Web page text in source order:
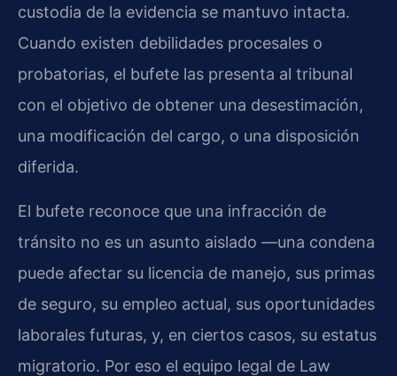
custodia de la evidencia se mantuvo intacta.
Cuando existen debilidades procesales o
probatorias, el bufete las presenta al tribunal
con el objetivo de obtener una desestimación,
una modificación del cargo, o una disposición
diferida.
El bufete reconoce que una infracción de
tránsito no es un asunto aislado —una condena
puede afectar su licencia de manejo, sus primas
de seguro, su empleo actual, sus oportunidades
laborales futuras, y, en ciertos casos, su estatus
migratorio. Por eso el equipo legal de Law